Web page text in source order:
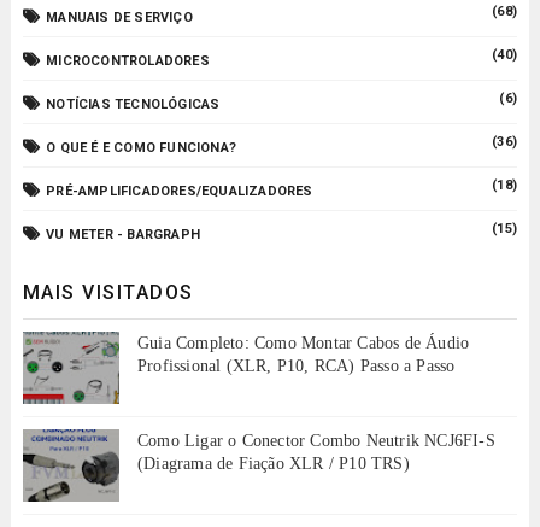
MANUAIS DE SERVIÇO (68)
MICROCONTROLADORES (40)
NOTÍCIAS TECNOLÓGICAS (6)
O QUE É E COMO FUNCIONA? (36)
PRÉ-AMPLIFICADORES/EQUALIZADORES (18)
VU METER - BARGRAPH (15)
MAIS VISITADOS
Guia Completo: Como Montar Cabos de Áudio
Profissional (XLR, P10, RCA) Passo a Passo
Como Ligar o Conector Combo Neutrik NCJ6FI-S
(Diagrama de Fiação XLR / P10 TRS)